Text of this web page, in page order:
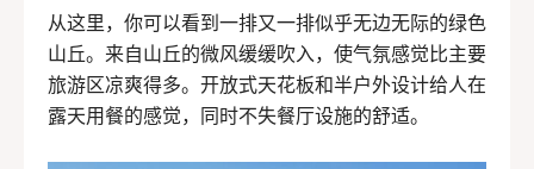
从这里，你可以看到一排又一排似乎无边无际的绿色
山丘。来自山丘的微风缓缓吹入，使气氛感觉比主要
旅游区凉爽得多。开放式天花板和半户外设计给人在
露天用餐的感觉，同时不失餐厅设施的舒适。